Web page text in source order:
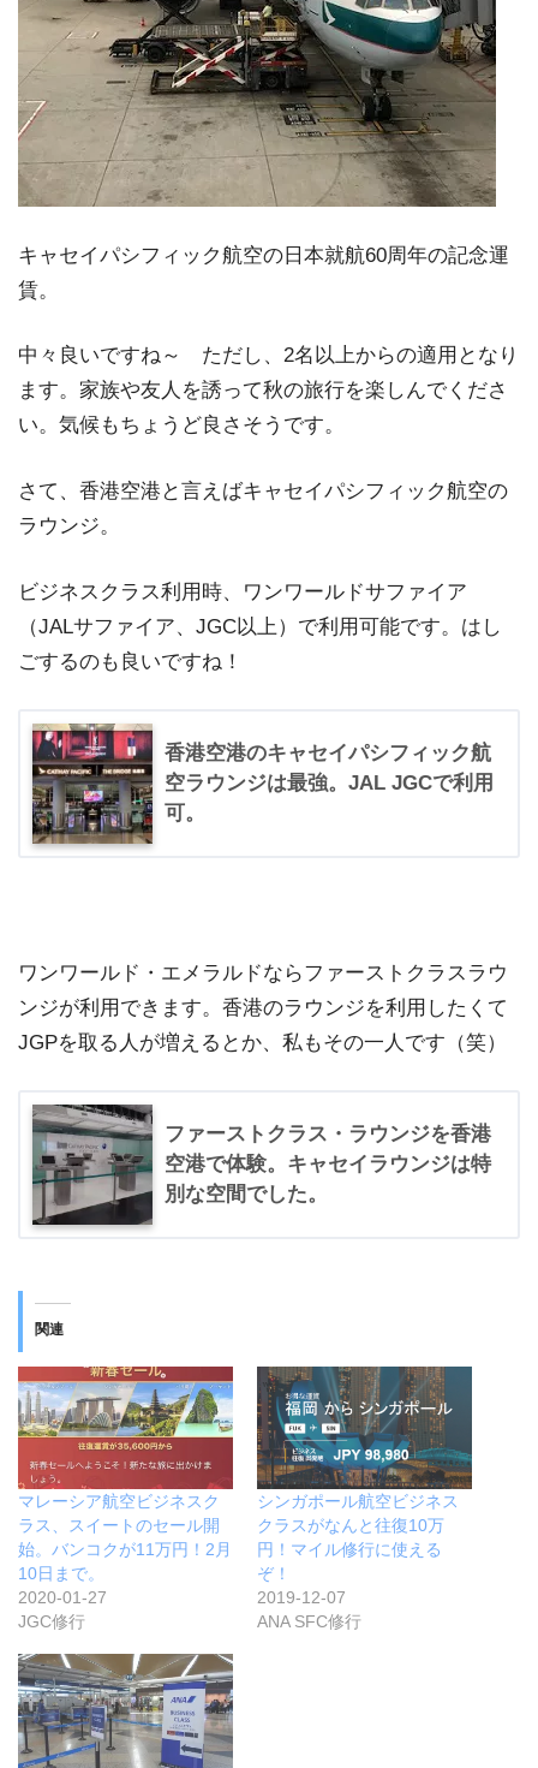
キャセイパシフィック航空の日本就航60周年の記念運
賃。
中々良いですね～ ただし、2名以上からの適用となり
ます。家族や友人を誘って秋の旅行を楽しんでくださ
い。気候もちょうど良さそうです。
さて、香港空港と言えばキャセイパシフィック航空の
ラウンジ。
ビジネスクラス利用時、ワンワールドサファイア
（JALサファイア、JGC以上）で利用可能です。はし
ごするのも良いですね！
香港空港のキャセイパシフィック航
空ラウンジは最強。JAL JGCで利用
可。
ワンワールド・エメラルドならファーストクラスラウ
ンジが利用できます。香港のラウンジを利用したくて
JGPを取る人が増えるとか、私もその一人です（笑）
ファーストクラス・ラウンジを香港
空港で体験。キャセイラウンジは特
別な空間でした。
関連
マレーシア航空ビジネスク
ラス、スイートのセール開
始。バンコクが11万円！2月
10日まで。
2020-01-27
JGC修行
シンガポール航空ビジネス
クラスがなんと往復10万
円！マイル修行に使える
ぞ！
2019-12-07
ANA SFC修行